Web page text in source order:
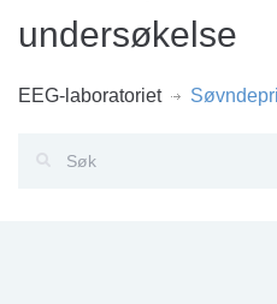
undersøkelse
EEG-laboratoriet